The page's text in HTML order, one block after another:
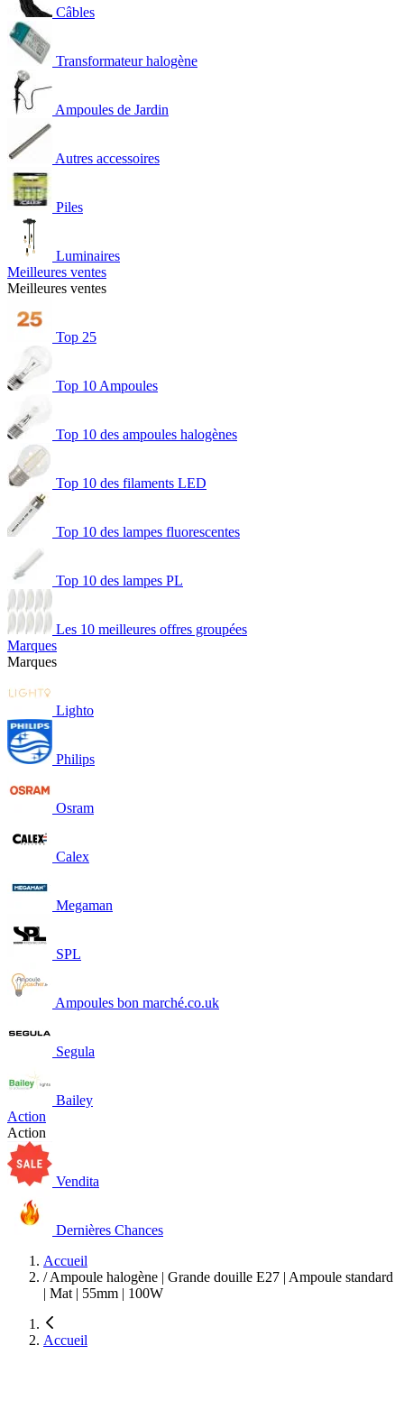
Câbles
Transformateur halogène
Ampoules de Jardin
Autres accessoires
Piles
Luminaires
Meilleures ventes
Meilleures ventes
Top 25
Top 10 Ampoules
Top 10 des ampoules halogènes
Top 10 des filaments LED
Top 10 des lampes fluorescentes
Top 10 des lampes PL
Les 10 meilleures offres groupées
Marques
Marques
Lighto
Philips
Osram
Calex
Megaman
SPL
Ampoules bon marché.co.uk
Segula
Bailey
Action
Action
Vendita
Dernières Chances
Accueil
/ Ampoule halogène | Grande douille E27 | Ampoule standard
| Mat | 55mm | 100W
Accueil